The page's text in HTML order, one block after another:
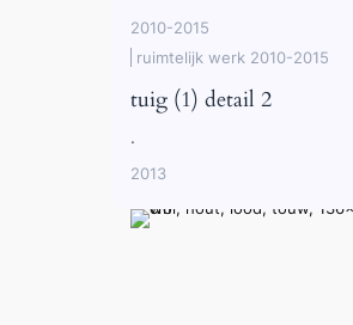
2010-2015
ruimtelijk werk 2010-2015
tuig (1) detail 2
.
2013